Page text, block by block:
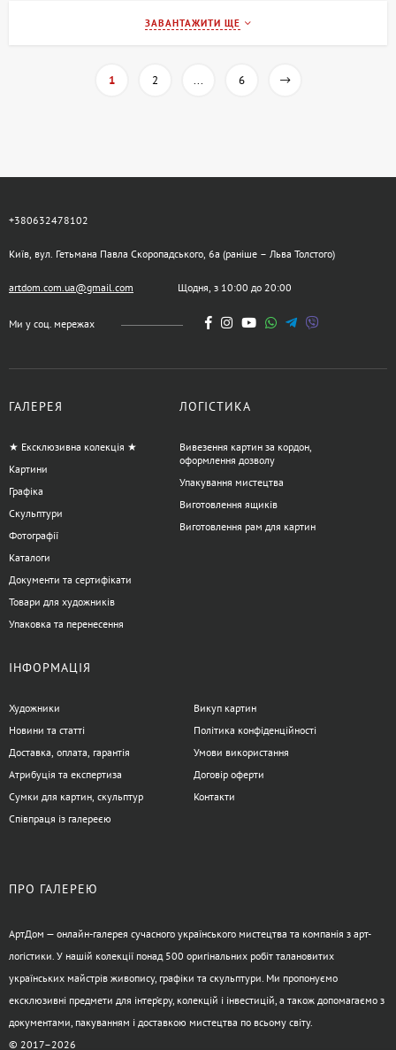
ЗАВАНТАЖИТИ ЩЕ
1 2 ... 6
+380632478102
Київ, вул. Гетьмана Павла Скоропадського, 6а (раніше – Льва Толстого)
artdom.com.ua@gmail.com Щодня, з 10:00 до 20:00
Ми у соц. мережах
ГАЛЕРЕЯ
★ Ексклюзивна колекція ★
Картини
Графіка
Скульптури
Фотографії
Каталоги
Документи та сертифікати
Товари для художників
Упаковка та перенесення
ЛОГІСТИКА
Вивезення картин за кордон,
оформлення дозволу
Упакування мистецтва
Виготовлення ящиків
Виготовлення рам для картин
ІНФОРМАЦІЯ
Художники
Новини та статті
Доставка, оплата, гарантія
Атрибуція та експертиза
Сумки для картин, скульптур
Співпраця із галереєю
Викуп картин
Політика конфіденційності
Умови використання
Договір оферти
Контакти
ПРО ГАЛЕРЕЮ
АртДом — онлайн-галерея сучасного українського мистецтва та компанія з арт-
логістики. У нашій колекції понад 500 оригінальних робіт талановитих
українських майстрів живопису, графіки та скульптури. Ми пропонуємо
ексклюзивні предмети для інтер’єру, колекцій і інвестицій, а також допомагаємо з
документами, пакуванням і доставкою мистецтва по всьому світу.
© 2017–2026